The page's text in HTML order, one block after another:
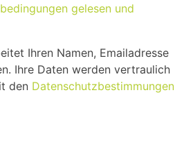
gelesen und
Ihren Namen, Emailadresse
Ihre Daten werden vertraulich
den Datenschutzbestimmungen